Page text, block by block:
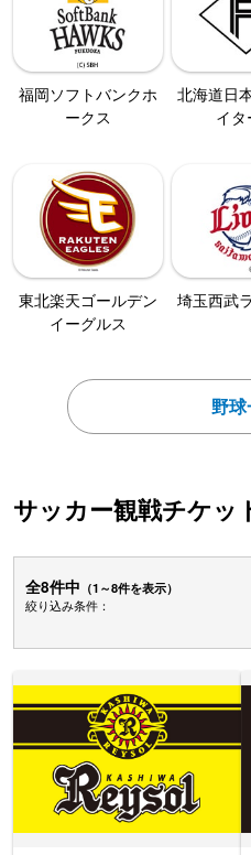
福岡ソフトバンクホ
ークス
北海道日
イ
東北楽天ゴールデン
イーグルス
埼玉西武
野
サッカー観戦チケッ
全8件中 （1～8件を表示）
絞り込み条件：